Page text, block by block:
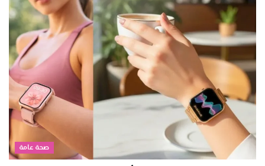
صحة عامة